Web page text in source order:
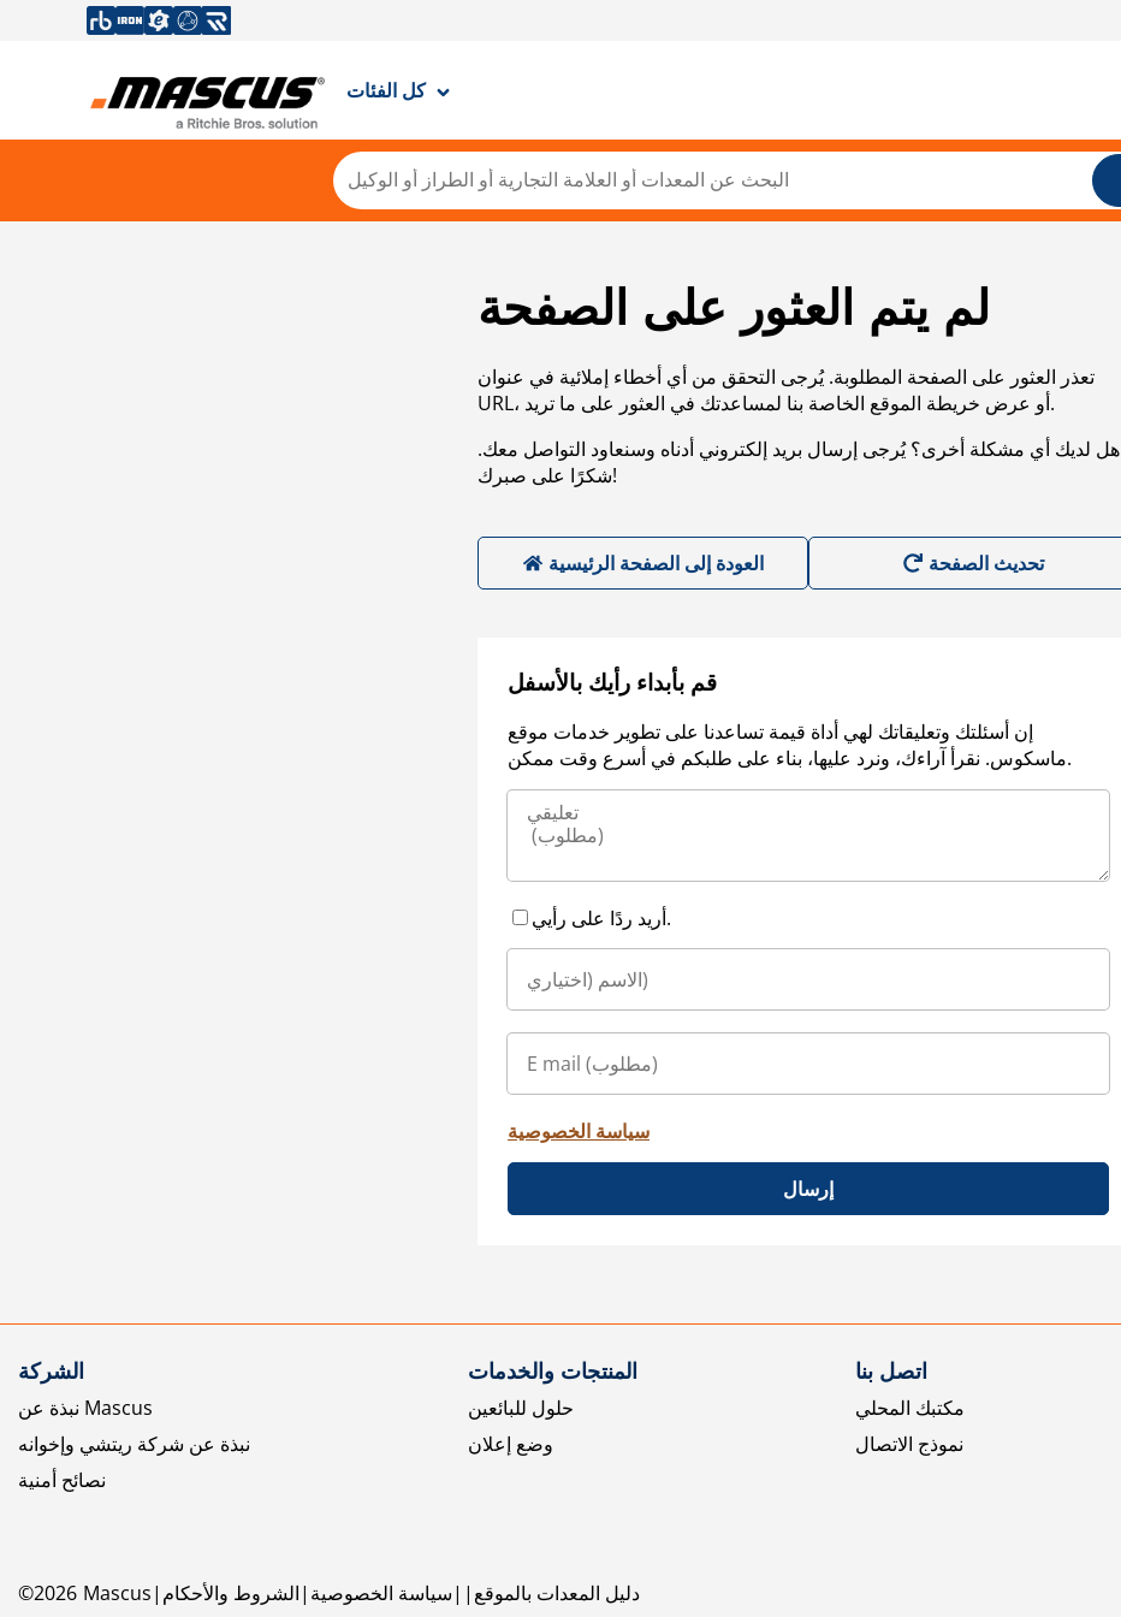
كل الفئات
لم يتم العثور على الصفحة
تعذر العثور على الصفحة المطلوبة. يُرجى التحقق من أي أخطاء إملائية في عنوان
URL، أو عرض خريطة الموقع الخاصة بنا لمساعدتك في العثور على ما تريد.
هل لديك أي مشكلة أخرى؟ يُرجى إرسال بريد إلكتروني أدناه وسنعاود التواصل معك.
شكرًا على صبرك!
العودة إلى الصفحة الرئيسية
قم بأبداء رأيك بالأسفل
إن أسئلتك وتعليقاتك لهي أداة قيمة تساعدنا على تطوير خدمات موقع
ماسكوس. نقرأ آراءك، ونرد عليها، بناء على طلبكم في أسرع وقت ممكن.
أريد ردًا على رأيي.
سياسة الخصوصية
إرسال
الشركة
نبذة عن Mascus
نبذة عن شركة ريتشي وإخوانه
نصائح أمنية
المنتجات والخدمات
حلول للبائعين
وضع إعلان
اتصل بنا
مكتبك المحلي
نموذج الاتصال
©2026 Mascus الشروط والأحكام سياسة الخصوصية دليل المعدات بالموقع